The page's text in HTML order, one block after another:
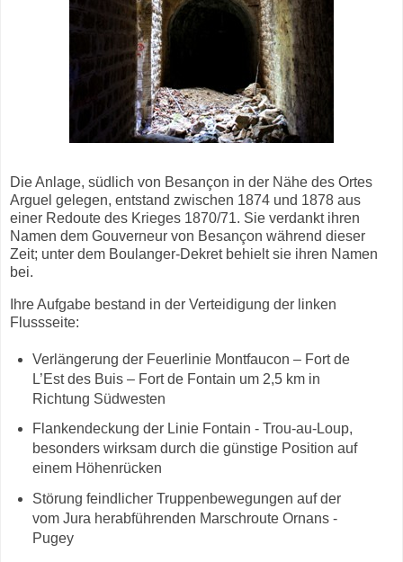
Die Anlage, südlich von Besançon in der Nähe des Ortes
Arguel gelegen, entstand zwischen 1874 und 1878 aus
einer Redoute des Krieges 1870/71. Sie verdankt ihren
Namen dem Gouverneur von Besançon während dieser
Zeit; unter dem Boulanger-Dekret behielt sie ihren Namen
bei.
Ihre Aufgabe bestand in der Verteidigung der linken
Flussseite:
Verlängerung der Feuerlinie Montfaucon – Fort de
L’Est des Buis – Fort de Fontain um 2,5 km in
Richtung Südwesten
Flankendeckung der Linie Fontain - Trou-au-Loup,
besonders wirksam durch die günstige Position auf
einem Höhenrücken
Störung feindlicher Truppenbewegungen auf der
vom Jura herabführenden Marschroute Ornans -
Pugey